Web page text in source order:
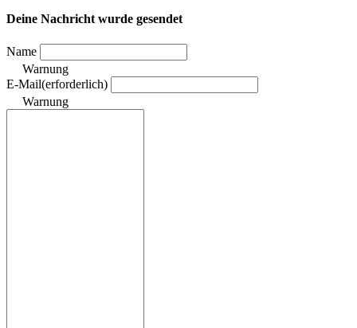
Deine Nachricht wurde gesendet
Name
Warnung
E-Mail(erforderlich)
Warnung